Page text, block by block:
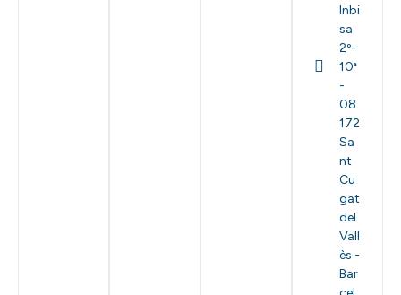
Inbi
sa
2º-
10ª
-
08
172
Sa
nt
Cu
gat
del
Vall
ès -
Bar